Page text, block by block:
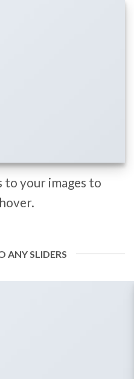
to your images to
ANY SLIDERS